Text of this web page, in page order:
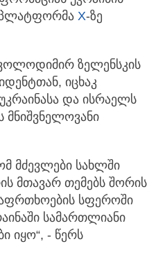
X-ზე
ზელენსკის
იცხაკ
და ისრაელს
მძევლები სახლში
მთავარ თემებს შორის
სფეროში
სამართლიანი
იყო“, - წერს